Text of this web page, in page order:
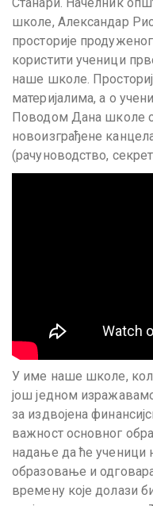
школе, Александар
просторије
користити ученици
наше школе.
материјалима, а о
Поводом Дана школе
новоизграђене
(рачуноводство,
У име наше школе,
још једном
за издвојена
важност основног
надање да ће ученици
образовање и
времену које долази